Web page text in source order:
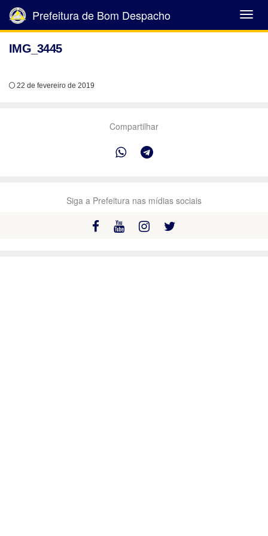
Abrir
Menu
Prefeitura de Bom Despacho
IMG_3445
22 de fevereiro de 2019
Compartilhar
Siga a Prefeitura nas mídias sociais